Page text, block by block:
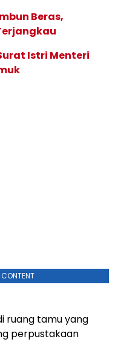
Beras,
Istri Menteri
ruang tamu yang
perpustakaan